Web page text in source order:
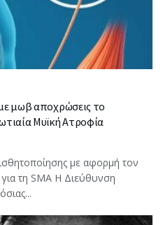
μωβ αποχρώσεις το
Μυϊκή Ατροφία
με αφορμή τον
τη SMA Η Διεύθυνση